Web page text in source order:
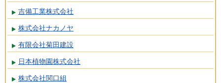
吉備工業株式会社
株式会社ナカノヤ
有限会社菊田建設
日本植物園株式会社
株式会社関口組